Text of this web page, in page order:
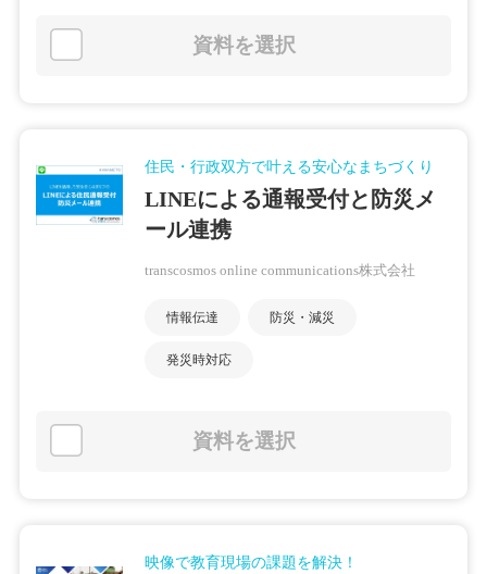
資料を選択
住民・行政双方で叶える安心なまちづくり
LINEによる通報受付と防災メ
ール連携
transcosmos online communications株式会社
情報伝達 防災・減災
発災時対応
資料を選択
映像で教育現場の課題を解決！